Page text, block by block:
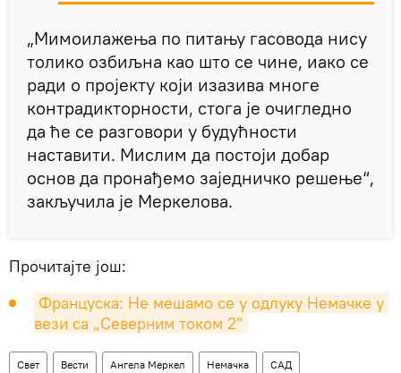
„Мимоилажења по питању гасовода нису
толико озбиљна као што се чине, иако се
ради о пројекту који изазива многе
контрадикторности, стога је очигледно
да ће се разговори у будућности
наставити. Мислим да постоји добар
основ да пронађемо заједничко решење“,
закључила је Меркелова.
Прочитајте још:
Француска: Не мешамо се у одлуку Немачке у
вези са „Северним током 2“
Свет Вести Ангела Меркел Немачка САД